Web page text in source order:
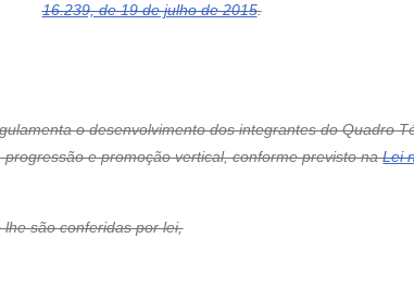
16.239, de 19 de julho de 2015.
o desenvolvimento dos integrantes do Quadro
e promoção vertical, conforme previsto naLei
lhe são conferidas por lei,